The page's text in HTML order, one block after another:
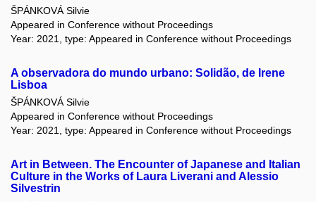
ŠPÁNKOVÁ Silvie
Appeared in Conference without Proceedings
Year: 2021, type: Appeared in Conference without Proceedings
A observadora do mundo urbano: Solidão, de Irene
Lisboa
ŠPÁNKOVÁ Silvie
Appeared in Conference without Proceedings
Year: 2021, type: Appeared in Conference without Proceedings
Art in Between. The Encounter of Japanese and Italian
Culture in the Works of Laura Liverani and Alessio
Silvestrin